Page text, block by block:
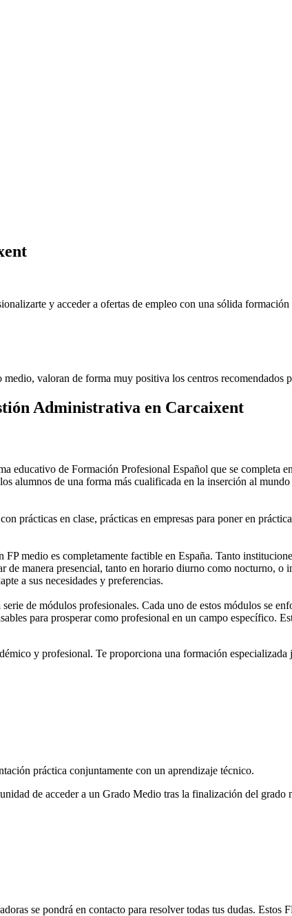
y acceder a ofertas de empleo con una sólida formación
valoran de forma muy positiva los centros recomendados
Administrativa en Carcaixent
de Formación Profesional Español que se completa
alumnos de una forma más cualificada en la inserción al
prácticas en clase, prácticas en empresas para poner en
medio es completamente factible en España. Tanto
manera presencial, tanto en horario diurno como nocturno, o
a sus necesidades y preferencias.
de módulos profesionales. Cada uno de estos módulos se
para prosperar como profesional en un campo específico.
y profesional. Te proporciona una formación
práctica conjuntamente con un aprendizaje técnico.
de acceder a un Grado Medio tras la finalización del grado
se pondrá en contacto para resolver todas tus dudas.